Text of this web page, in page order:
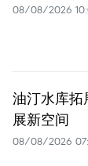
08/08/2026
油汀水库
展新空间
08/08/2026